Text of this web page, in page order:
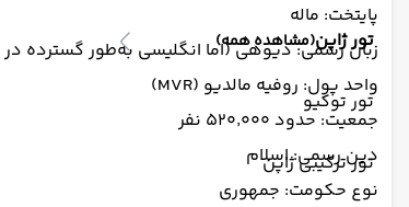
تور ژاپن(مشاهده همه)
تور توکیو
تور ترکیبی ژاپن
پایتخت: ماله
زبان رسمی: دیوهی (اما انگلیسی به‌طور
واحد پول: روفیه مالدیو (MVR)
جمعیت: حدود ۵۲۰٬۰۰۰ نفر
دین رسمی: اسلام
نوع حکومت: جمهوری